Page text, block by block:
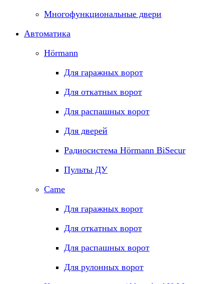
Многофункциональные двери
Автоматика
Hörmann
Для гаражных ворот
Для откатных ворот
Для распашных ворот
Для дверей
Радиосистема Hörmann BiSecur
Пульты ДУ
Came
Для гаражных ворот
Для откатных ворот
Для распашных ворот
Для рулонных ворот